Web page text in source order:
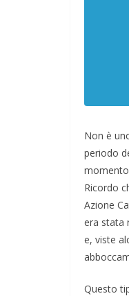
Non è
periodo
Ricordo
Azione
era stata
e, viste
Questo